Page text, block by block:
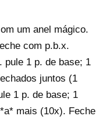
um anel mágico.
com p.b.x.
pule 1 p. de base; 1
juntos (1
1 p. de base; 1
mais (10x). Feche